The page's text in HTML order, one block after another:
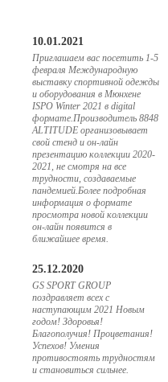
10.01.2021
Приглашаем вас посетить 1-5
февраля Международную
выставку спортивной одежды
и оборудования в Мюнхене
ISPO Winter 2021 в digital
формате.Производитель 8848
ALTITUDE организовывает
свой стенд и он-лайн
презентацию коллекции 2020-
2021, не смотря на все
трудности, создаваемые
пандемией.Более подробная
информация о формате
просмотра новой коллекции
он-лайн появится в
ближайшее время.
25.12.2020
GS SPORT GROUP
поздравляет всех с
наступающим 2021 Новым
годом! Здоровья!
Благополучия! Процветания!
Успехов! Умения
противостоять трудностям
и становиться сильнее.